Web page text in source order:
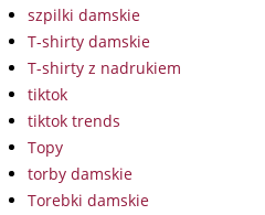
szpilki damskie
T-shirty damskie
T-shirty z nadrukiem
tiktok
tiktok trends
Topy
torby damskie
Torebki damskie